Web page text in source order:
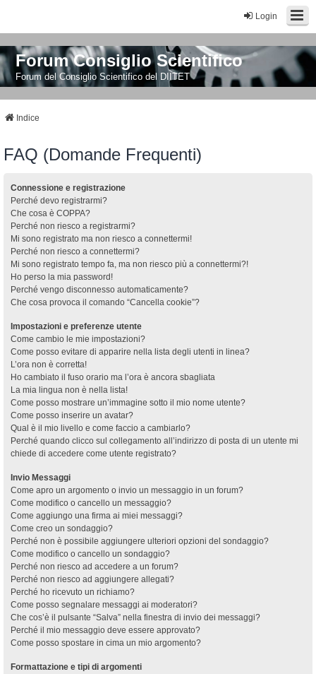
Login
Forum Consiglio Scientifico
Forum del Consiglio Scientifico del DIITET
Indice
FAQ (Domande Frequenti)
Connessione e registrazione
Perché devo registrarmi?
Che cosa è COPPA?
Perché non riesco a registrarmi?
Mi sono registrato ma non riesco a connettermi!
Perché non riesco a connettermi?
Mi sono registrato tempo fa, ma non riesco più a connettermi?!
Ho perso la mia password!
Perché vengo disconnesso automaticamente?
Che cosa provoca il comando “Cancella cookie”?
Impostazioni e preferenze utente
Come cambio le mie impostazioni?
Come posso evitare di apparire nella lista degli utenti in linea?
L’ora non è corretta!
Ho cambiato il fuso orario ma l’ora è ancora sbagliata
La mia lingua non è nella lista!
Come posso mostrare un’immagine sotto il mio nome utente?
Come posso inserire un avatar?
Qual è il mio livello e come faccio a cambiarlo?
Perché quando clicco sul collegamento all’indirizzo di posta di un utente mi
chiede di accedere come utente registrato?
Invio Messaggi
Come apro un argomento o invio un messaggio in un forum?
Come modifico o cancello un messaggio?
Come aggiungo una firma ai miei messaggi?
Come creo un sondaggio?
Perché non è possibile aggiungere ulteriori opzioni del sondaggio?
Come modifico o cancello un sondaggio?
Perché non riesco ad accedere a un forum?
Perché non riesco ad aggiungere allegati?
Perché ho ricevuto un richiamo?
Come posso segnalare messaggi ai moderatori?
Che cos’è il pulsante “Salva” nella finestra di invio dei messaggi?
Perché il mio messaggio deve essere approvato?
Come posso spostare in cima un mio argomento?
Formattazione e tipi di argomenti